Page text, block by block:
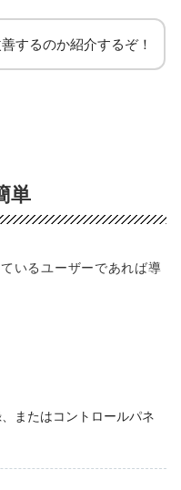
するのか紹介するぞ！
単
いるユーザーであれば導
またはコントロールパネ